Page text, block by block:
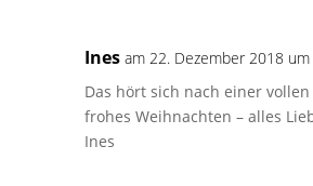
Ines am 22. Dezember 2018
Das hört sich nach einer
frohes Weihnachten – alles
Ines